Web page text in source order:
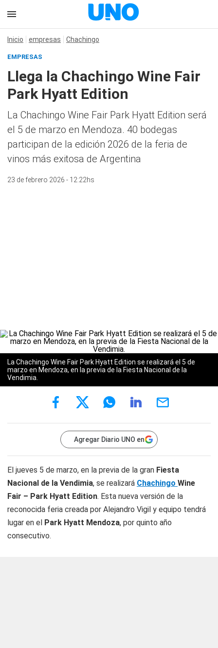
Inicio empresas Chachingo
EMPRESAS
Llega la Chachingo Wine Fair
Park Hyatt Edition
La Chachingo Wine Fair Park Hyatt Edition será
el 5 de marzo en Mendoza. 40 bodegas
participan de la edición 2026 de la feria de
vinos más exitosa de Argentina
23 de febrero 2026 - 12:22hs
La Chachingo Wine Fair Park Hyatt Edition se realizará el 5 de
marzo en Mendoza, en la previa de la Fiesta Nacional de la
Vendimia.
Agregar Diario UNO en
El jueves 5 de marzo, en la previa de la gran Fiesta
Nacional de la Vendimia, se realizará Chachingo Wine
Fair – Park Hyatt Edition. Esta nueva versión de la
reconocida feria creada por Alejandro Vigil y equipo tendrá
lugar en el Park Hyatt Mendoza, por quinto año
consecutivo.